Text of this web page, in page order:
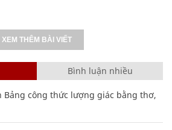
XEM THÊM BÀI VIẾT
Bình luận nhiều
Bảng công thức lượng giác bằng thơ,